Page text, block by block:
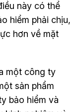
này có thể
hiểm phải chịu,
hơn về mặt
một công ty
sản phẩm
bảo hiểm và